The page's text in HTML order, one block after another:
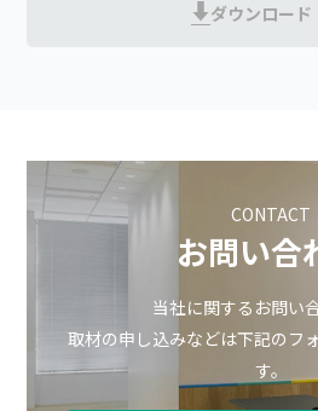
ダウンロード
CONTACT
お問い合
当社に関するお問い
取材の申し込みなどは下記のフ
す。